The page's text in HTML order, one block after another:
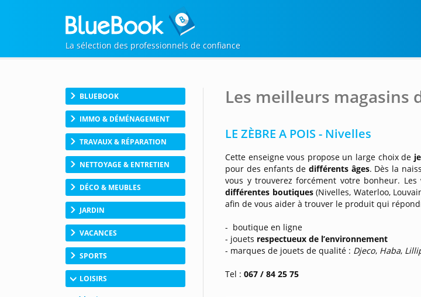
La sélection des professionnels de confiance
BLUEBOOK
IMMO & DÉMÉNAGEMENT
TRAVAUX & RÉPARATION
NETTOYAGE & ENTRETIEN
DÉCO & MEUBLES
JARDIN
VACANCES
SPORTS
LOISIRS
Les meilleurs magasins
LE ZÈBRE A POIS - Nivelles
Cette enseigne vous propose un large choix de
pour des enfants dedifférents âges. Dès la
vous y trouverez forcément votre bonheur. Les
différentes boutiques(Nivelles, Waterloo,
afin de vous aider à trouver le produit qui
- boutique en ligne
- jouets respectueux de l’environnement
- marques de jouets de qualité : Djeco, Haba,
Tel :067 / 84 25 75